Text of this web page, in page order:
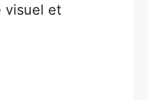
visuel et